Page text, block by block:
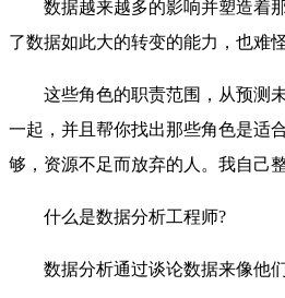
数据越来越多的影响并塑造着
了数据如此大的转变的能力，也难
这些角色的职责范围，从预测
一起，并且帮你找出那些角色是适
够，资源不足而放弃的人。我自己
什么是数据分析工程师?
数据分析通过谈论数据来像他